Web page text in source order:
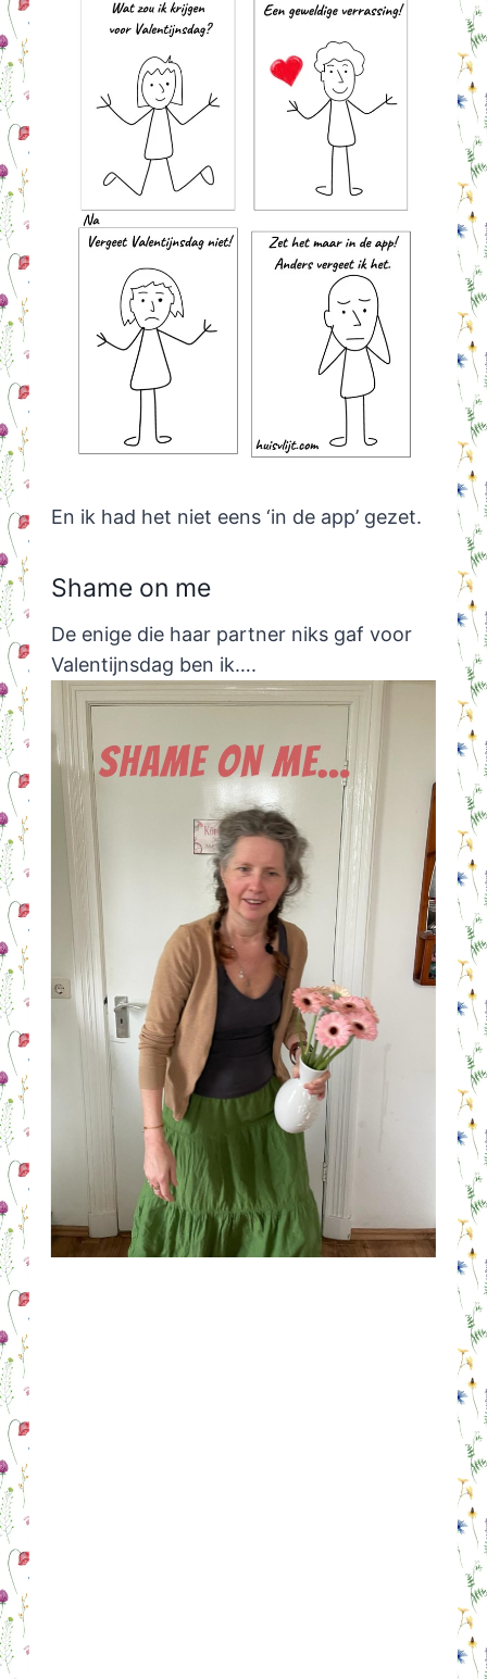
En ik had het niet eens ‘in de app’ gezet.
Shame on me
De enige die haar partner niks gaf voor
Valentijnsdag ben ik….